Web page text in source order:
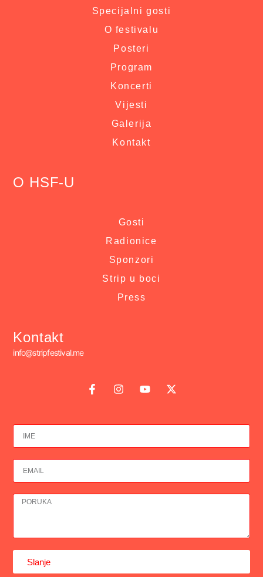
Specijalni gosti
O festivalu
Posteri
Program
Koncerti
Vijesti
Galerija
Kontakt
Kontakt
info@stripfestival.me
Slanje
O HSF-U
Gosti
Radionice
Sponzori
Strip u boci
Press